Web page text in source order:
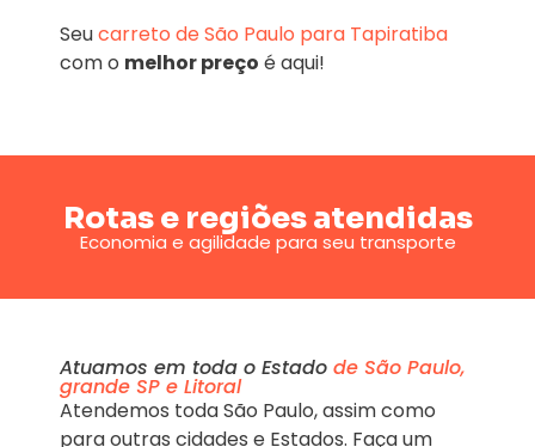
Seucarreto de São Paulo para Tapiratiba
com o melhor preço é aqui!
Rotas e regiões atendidas
Economia e agilidade para seu transporte
Atuamos em toda o Estado de São Paulo,
grande SP e Litoral
Atendemos toda São Paulo, assim como
para outras cidades e Estados. Faça um